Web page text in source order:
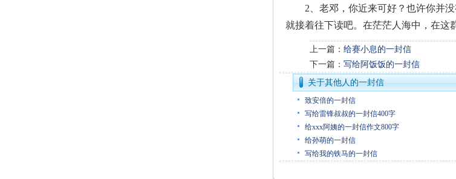
2、老邓，你近来可好？也许你并
就接着往下读吧。在茫茫人海中，在
上一篇： 给赛小息的一封信
下一篇： 写给阿饭饭的一封信
关于其他人的一封信
致安倍的一封信
写给雷锋叔叔的一封信400字
给xxx阿姨的一封信作文800字
给孙萌的一封信
写给我的铁马的一封信